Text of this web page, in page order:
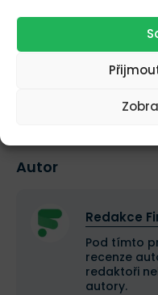
Autor
Redakce
Pod tímto
recenze
redaktoři
autory.